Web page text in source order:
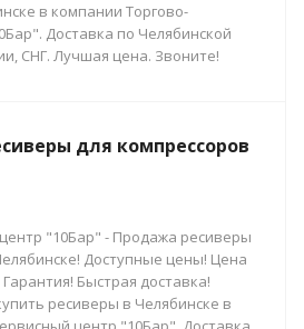
в компании Торгово-
Доставка по Челябинской
СНГ. Лучшая цена. Звоните!
для компрессоров
"10Бар" - Продажа ресиверы
Доступные цены! Цена
Быстрая доставка!
ресиверы в Челябинске в